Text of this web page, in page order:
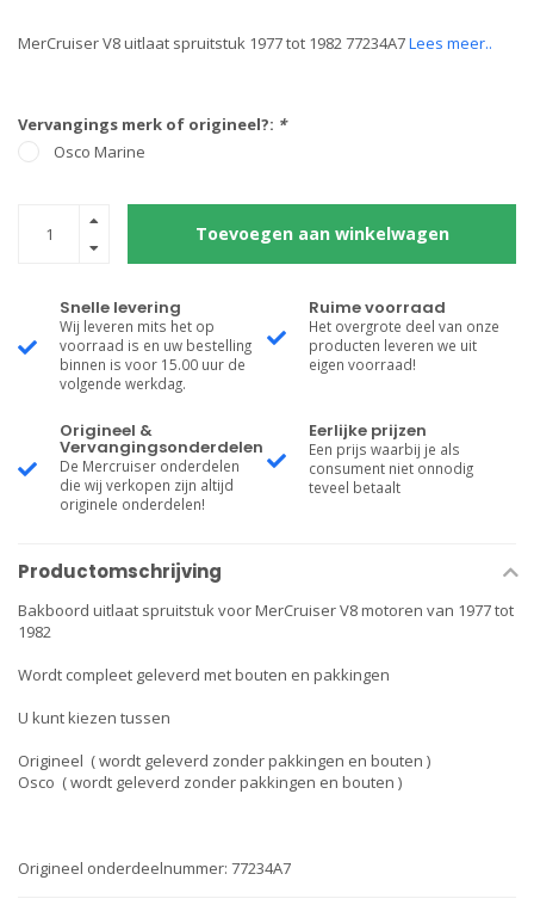
MerCruiser V8 uitlaat spruitstuk 1977 tot 1982 77234A7Lees meer..
Vervangings merk of origineel?: *
Osco Marine
Toevoegen aan winkelwagen
Snelle levering
Wij leveren mits het op
voorraad is en uw bestelling
binnen is voor 15.00 uur de
volgende werkdag.
Ruime voorraad
Het overgrote deel van onze
producten leveren we uit
eigen voorraad!
Origineel &
Vervangingsonderdelen
De Mercruiser onderdelen
die wij verkopen zijn altijd
originele onderdelen!
Eerlijke prijzen
Een prijs waarbij je als
consument niet onnodig
teveel betaalt
Productomschrijving
Bakboord uitlaat spruitstuk voor MerCruiser V8 motoren van 1977 tot
1982
Wordt compleet geleverd met bouten en pakkingen
U kunt kiezen tussen
Origineel ( wordt geleverd zonder pakkingen en bouten )
Osco ( wordt geleverd zonder pakkingen en bouten )
Origineel onderdeelnummer: 77234A7